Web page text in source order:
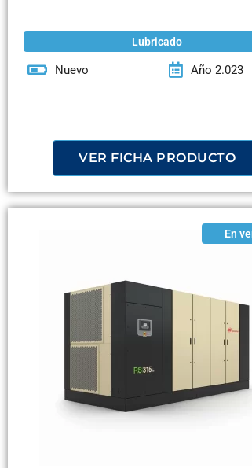
Lubricado
Nuevo Año 2.023
VER FICHA PRODUCTO
En